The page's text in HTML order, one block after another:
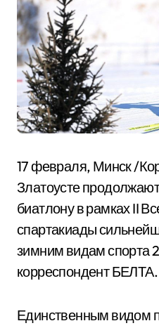
17 февраля, Минск /
Златоусте
биатлону в рамках II
спартакиады
зимним видам спорта
корреспондент БЕЛТА.
Единственным видом